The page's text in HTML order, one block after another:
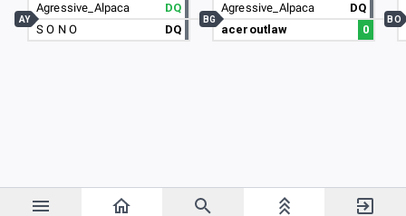
Agressive_Alpaca
DQ
S O N O
DQ
AY
Agressive_Alpaca
DQ
aceroutlaw
0
BG BO